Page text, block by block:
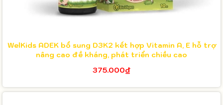
WelKids ADEK bổ sung D3K2 kết hợp Vitamin A, E hỗ trợ
nâng cao đề kháng, phát triển chiều cao
375.000₫